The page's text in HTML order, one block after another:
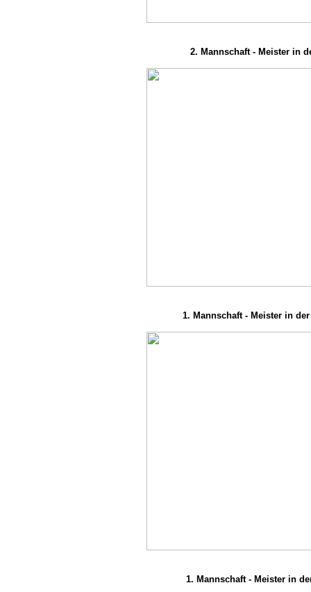
2. Mannschaft - Meister in
1. Mannschaft - Meister in
1. Mannschaft - Meister in